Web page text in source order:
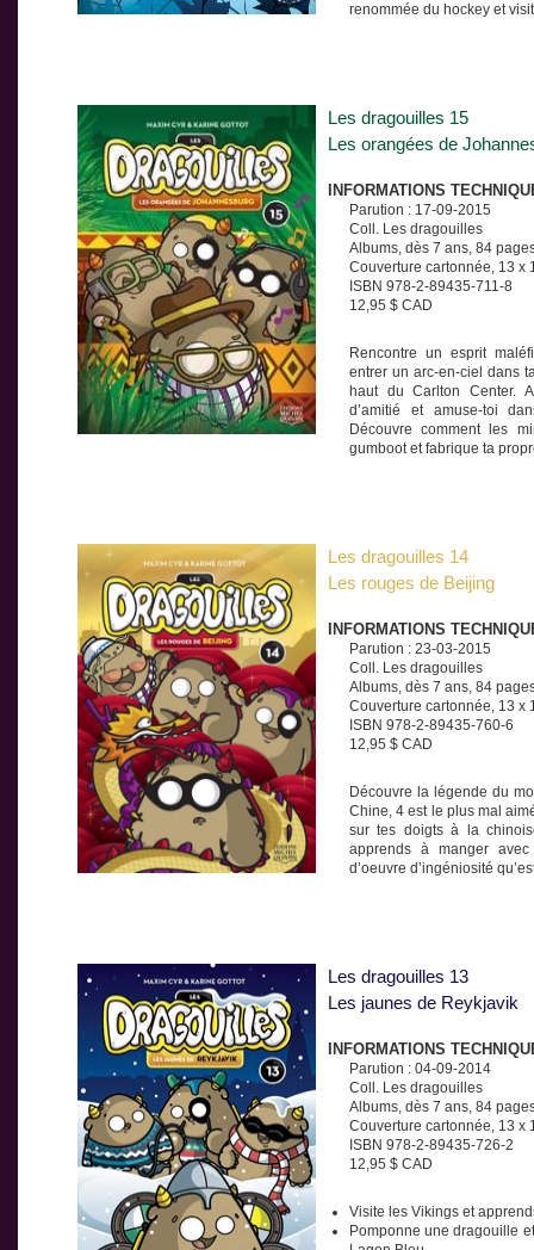
renommée du hockey et
Les dragouilles 15
Les orangées de
INFORMATIONS
Parution : 17-09-2015
Coll. Les dragouilles
Albums, dès 7 ans, 84
Couverture cartonnée, 13 x
ISBN 978-2-89435-711-8
12,95 $ CAD
Rencontre un esprit
entrer un arc-en-ciel dans
haut du Carlton Center.
d’amitié et amuse-toi
Découvre comment les
gumboot et fabrique ta
Les dragouilles 14
Les rouges de Beijing
INFORMATIONS
Parution : 23-03-2015
Coll. Les dragouilles
Albums, dès 7 ans, 84
Couverture cartonnée, 13 x
ISBN 978-2-89435-760-6
12,95 $ CAD
Découvre la légende du
Chine, 4 est le plus mal
sur tes doigts à la
apprends à manger
d’oeuvre d’ingéniosité
Les dragouilles 13
Les jaunes de Reykjavik
INFORMATIONS
Parution : 04-09-2014
Coll. Les dragouilles
Albums, dès 7 ans, 84
Couverture cartonnée, 13 x
ISBN 978-2-89435-726-2
12,95 $ CAD
Visite les Vikings et
Pomponne une dragouille